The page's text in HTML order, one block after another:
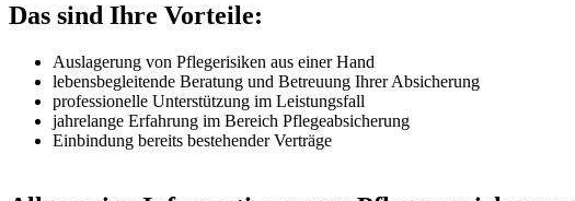
Das sind Ihre Vorteile:
Auslagerung von Pflegerisiken aus einer Hand
lebensbegleitende Beratung und Betreuung Ihrer Absicherung
professionelle Unterstützung im Leistungsfall
jahrelange Erfahrung im Bereich Pflegeabsicherung
Einbindung bereits bestehender Verträge